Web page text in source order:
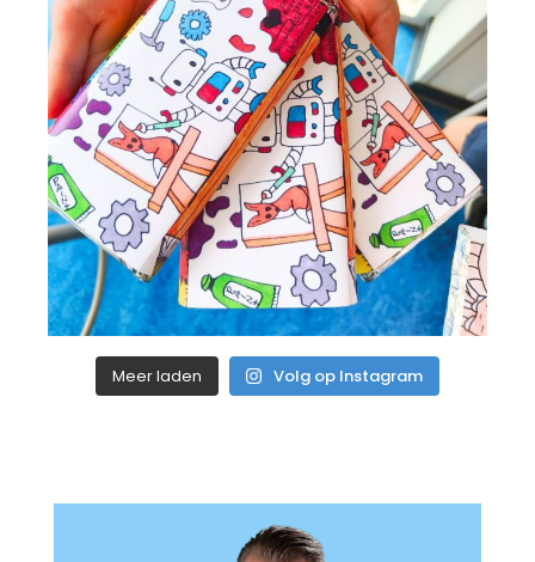
Meer laden Volg op Instagram